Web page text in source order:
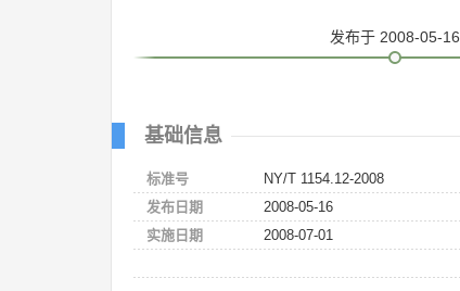
发布于 2008-05-16
基础信息
标准号
NY/T 1154.12-2008
发布日期
2008-05-16
实施日期
2008-07-01